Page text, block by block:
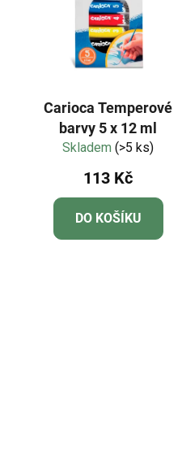
Carioca Temperové
barvy 5 x 12 ml
Skladem(>5 ks)
113 Kč
DO KOŠÍKU